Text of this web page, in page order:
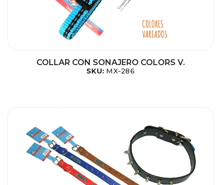
COLLAR CON SONAJERO COLORS V.
SKU: MX-286